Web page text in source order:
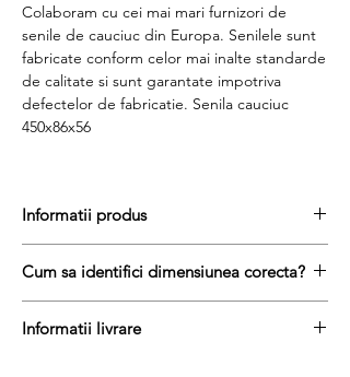
Colaboram cu cei mai mari furnizori de
senile de cauciuc din Europa. Senilele sunt
fabricate conform celor mai inalte standarde
de calitate si sunt garantate impotriva
defectelor de fabricatie. Senila cauciuc
450x86x56
Informatii produs
livrare
Disponibilitate : stoc
Produs aftermarket
Cum sa identifici dimensiunea corecta?
cauciuc, urmati acesti trei pasi simpli:
Informatii livrare